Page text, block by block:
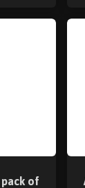
of